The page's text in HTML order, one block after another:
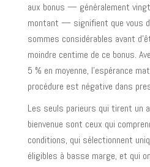
aux bonus — généralement
montant — signifient que vous
sommes considérables avant
moindre centime de ce bonus.
5 % en moyenne, l’espérance
procédure est négative dans
Les seuls parieurs qui tirent un
bienvenue sont ceux qui
conditions, qui sélectionnent
éligibles à basse marge, et qui